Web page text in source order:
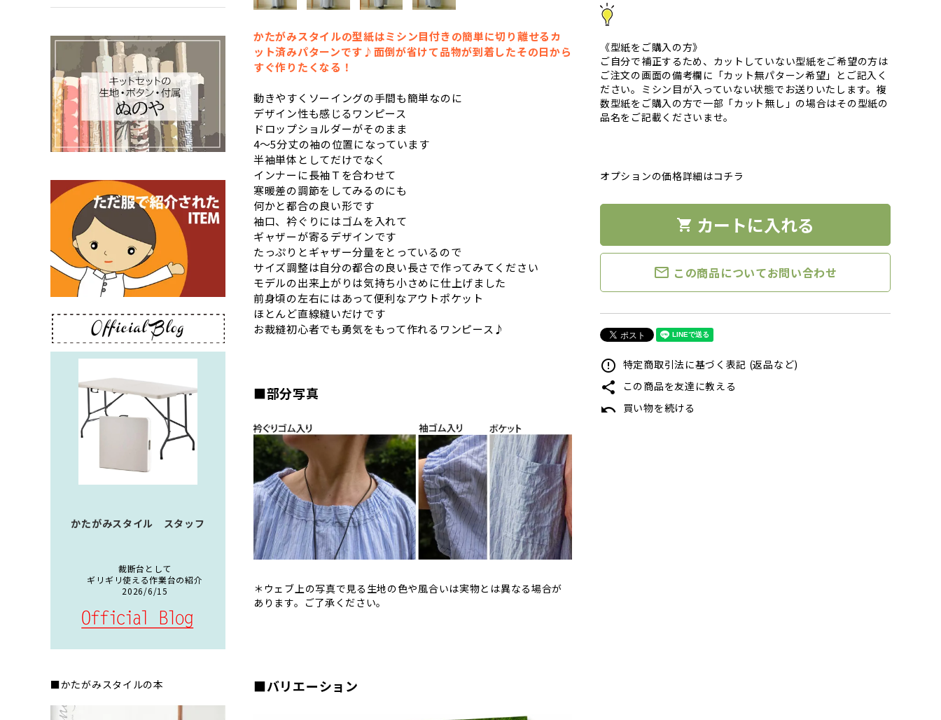
かたがみスタイルの型紙はミシン目付きの簡単に切り離せるカ
ット済みパターンです♪面倒が省けて品物が到着したその日から
すぐ作りたくなる！
動きやすくソーイングの手間も簡単なのに
デザイン性も感じるワンピース
ドロップショルダーがそのまま
4〜5分丈の袖の位置になっています
半袖単体としてだけでなく
インナーに長袖Ｔを合わせて
寒暖差の調節をしてみるのにも
何かと都合の良い形です
袖口、衿ぐりにはゴムを入れて
ギャザーが寄るデザインです
たっぷりとギャザー分量をとっているので
サイズ調整は自分の都合の良い長さで作ってみてください
モデルの出来上がりは気持ち小さめに仕上げました
前身頃の左右にはあって便利なアウトポケット
ほとんど直線縫いだけです
お裁縫初心者でも勇気をもって作れるワンピース♪
■部分写真
＊ウェブ上の写真で見る生地の色や風合いは実物とは異なる場合が
あります。ご了承ください。
■バリエーション
《型紙をご購入の方》
ご自分で補正するため、カットしていない型紙をご希望の方は
ご注文の画面の備考欄に「カット無パターン希望」とご記入く
ださい。ミシン目が入っていない状態でお送りいたします。複
数型紙をご購入の方で一部「カット無し」の場合はその型紙の
品名をご記載くださいませ。
オプションの価格詳細はコチラ
shopping_cart カートに入れる
mail_outline この商品についてお問い合わせ
error_outline 特定商取引法に基づく表記 (返品など)
share この商品を友達に教える
undo 買い物を続ける
かたがみスタイル スタッフ
裁断台として
ギリギリ使える作業台の紹介
2026/6/15
■かたがみスタイルの本